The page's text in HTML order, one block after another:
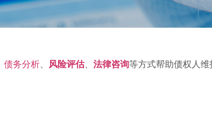
债务分析、 风险评估、 法律咨询等方式帮助债权人维